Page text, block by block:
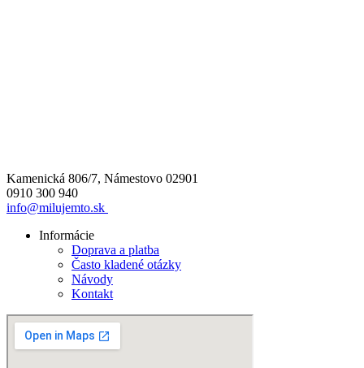
Kamenická 806/7, Námestovo 02901
0910 300 940
info@milujemto.sk
Informácie
Doprava a platba
Často kladené otázky
Návody
Kontakt